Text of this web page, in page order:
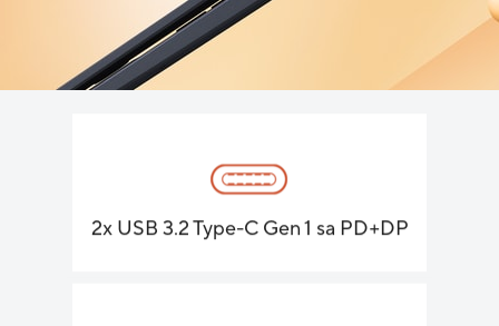
2x USB 3.2 Type-C Gen 1 sa PD+DP